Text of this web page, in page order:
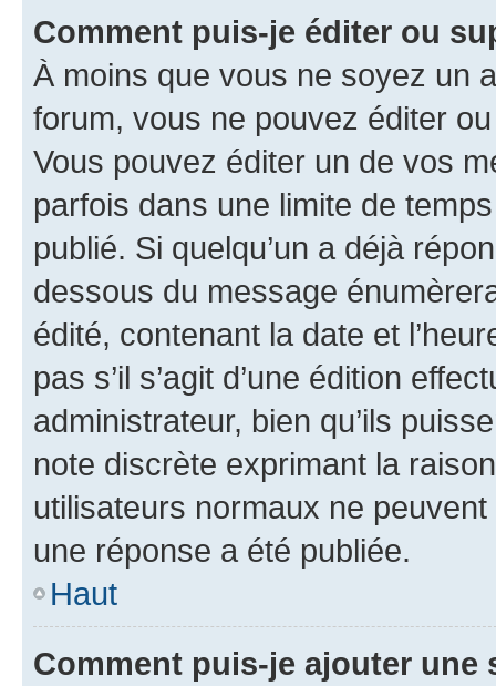
Comment puis-je éditer ou
À moins que vous ne soyez un
forum, vous ne pouvez éditer
Vous pouvez éditer un de vos
parfois dans une limite de
publié. Si quelqu’un a déjà
dessous du message
édité, contenant la date et
pas s’il s’agit d’une édition
administrateur, bien qu’ils
note discrète exprimant la
utilisateurs normaux ne
une réponse a été publiée.
Haut
Comment puis-je ajouter une